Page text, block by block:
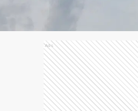
Ads